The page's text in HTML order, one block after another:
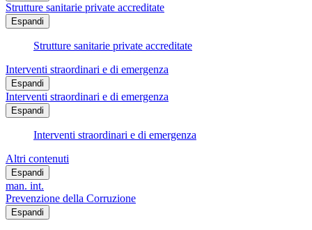
Strutture sanitarie private accreditate
Espandi
Strutture sanitarie private accreditate
Interventi straordinari e di emergenza
Espandi
Interventi straordinari e di emergenza
Espandi
Interventi straordinari e di emergenza
Altri contenuti
Espandi
man. int.
Prevenzione della Corruzione
Espandi